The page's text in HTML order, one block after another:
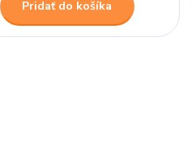
Pridať do košíka